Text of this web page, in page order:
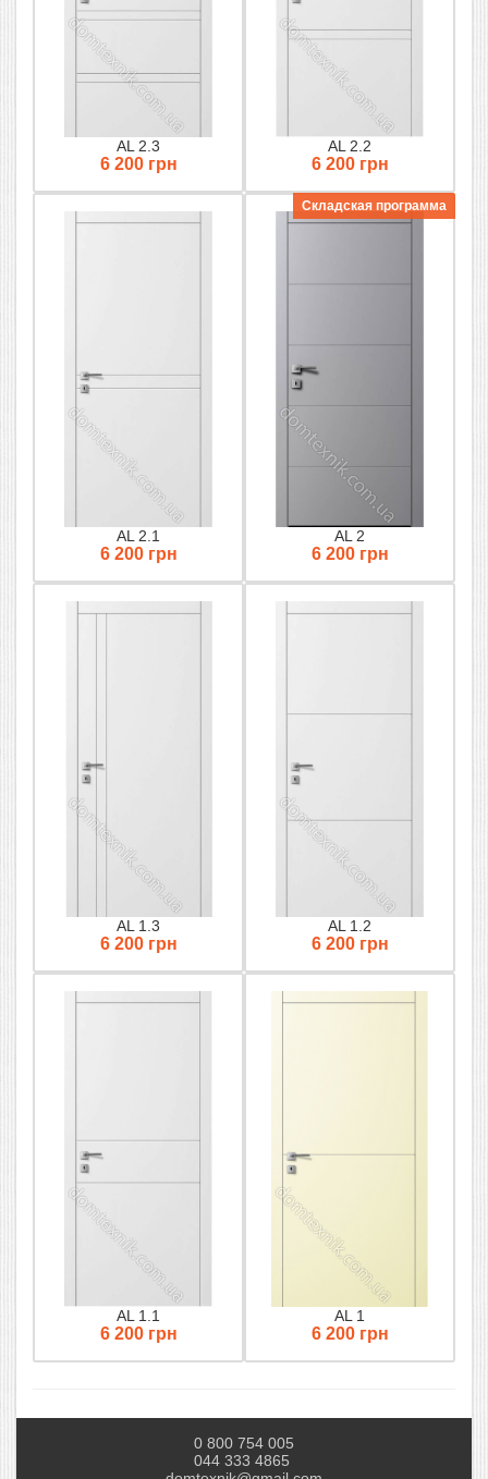
AL 2.3
6 200 грн
AL 2.2
6 200 грн
AL 2.1
6 200 грн
AL 2
6 200 грн
Складская программа
AL 1.3
6 200 грн
AL 1.2
6 200 грн
AL 1.1
6 200 грн
AL 1
6 200 грн
0 800 754 005
044 333 4865